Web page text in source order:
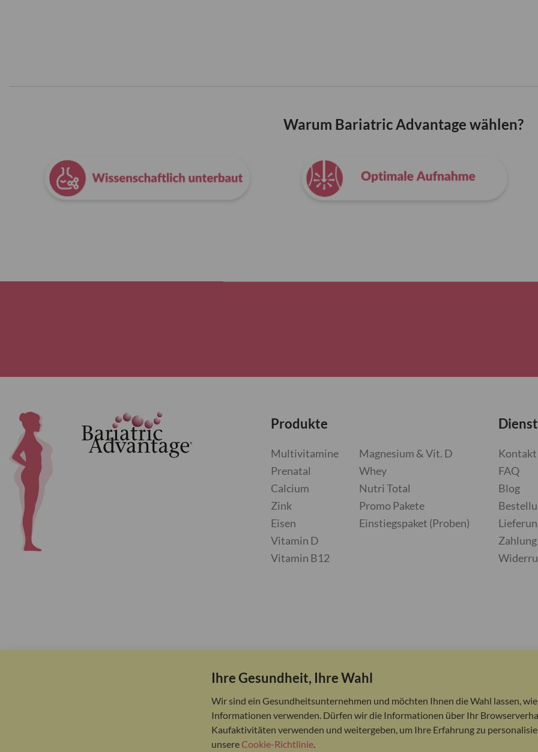
Warum Bariatric Advantage wählen?
Produkte
Multivitamine
Prenatal
Calcium
Zink
Eisen
Vitamin D
Vitamin B12
Magnesium & Vit. D
Whey
Nutri Total
Promo Pakete
Einstiegspaket (Proben)
Kontakt
FAQ
Blog
Zahlung
Ihre Gesundheit, Ihre Wahl
Wir sind ein Gesundheitsunternehmen und möchten Ihnen die Wahl lassen,
Informationen verwenden. Dürfen wir die Informationen über Ihr
Kaufaktivitäten verwenden und weitergeben, um Ihre Erfahrung zu
unsereCookie-Richtlinie.